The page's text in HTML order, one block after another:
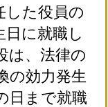
した役員の
に就職し
は、法律の
の効力発生
日まで就職